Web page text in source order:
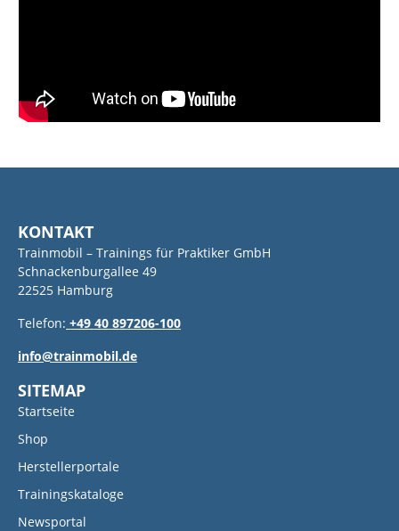
KONTAKT
Trainmobil – Trainings für Praktiker GmbH
Schnackenburgallee 49
22525 Hamburg
Telefon: +49 40 897206-100
info@trainmobil.de
SITEMAP
Startseite
Shop
Herstellerportale
Trainingskataloge
Newsportal